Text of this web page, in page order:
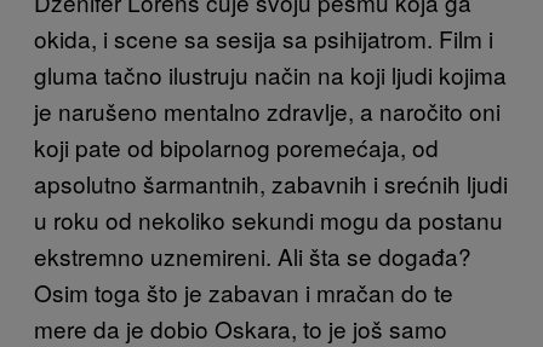
okida, i scene sa sesija sa psihijatrom. Film i
gluma tačno ilustruju način na koji ljudi kojima
je narušeno mentalno zdravlje, a naročito oni
koji pate od bipolarnog poremećaja, od
apsolutno šarmantnih, zabavnih i srećnih ljudi
u roku od nekoliko sekundi mogu da postanu
ekstremno uznemireni. Ali šta se događa?
Osim toga što je zabavan i mračan do te
mere da je dobio Oskara, to je još samo